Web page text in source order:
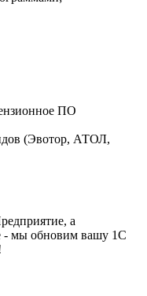
ПО
(Эвотор, АТОЛ,
а
- мы обновим вашу 1С